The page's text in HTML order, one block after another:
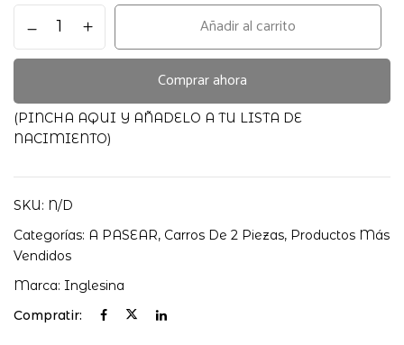
Aptica
Duo
cantidad
Añadir al carrito
Comprar ahora
(PINCHA AQUI Y AÑADELO A TU LISTA DE
NACIMIENTO)
SKU: N/D
Categorías: A PASEAR, Carros De 2 Piezas, Productos Más
Vendidos
Marca: Inglesina
Compratir: